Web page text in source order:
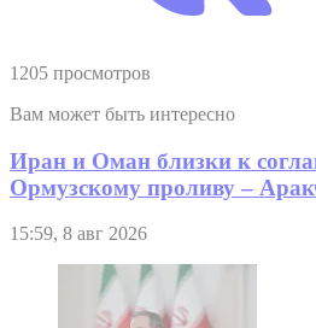
1205 просмотров
Вам может быть интересно
Иран и Оман близки к
Ормузскому проливу –
15:59, 8 авг 2026